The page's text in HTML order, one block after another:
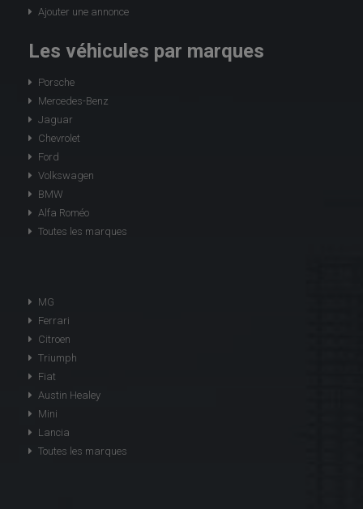
Ajouter une annonce
Les véhicules par marques
Porsche
Mercedes-Benz
Jaguar
Chevrolet
Ford
Volkswagen
BMW
Alfa Roméo
Toutes les marques
MG
Ferrari
Citroen
Triumph
Fiat
Austin Healey
Mini
Lancia
Toutes les marques